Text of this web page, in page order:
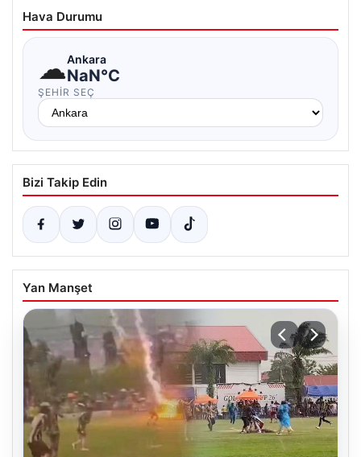
Hava Durumu
☁Ankara
NaN°C
ŞEHIR SEÇ
Bizi Takip Edin
Yan Manşet